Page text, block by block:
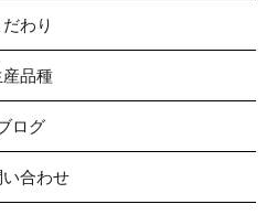
だわり
品種
ログ
い合わせ